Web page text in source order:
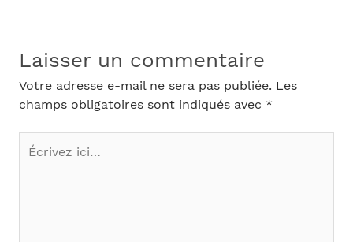
Laisser un commentaire
Votre adresse e-mail ne sera pas publiée. Les
champs obligatoires sont indiqués avec *
Écrivez
ici…